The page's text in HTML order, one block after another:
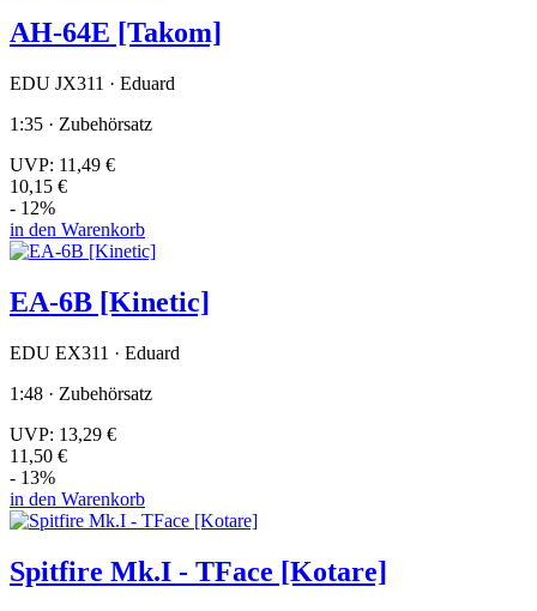
AH-64E [Takom]
EDU JX311 · Eduard
1:35 · Zubehörsatz
UVP: 11,49 €
10,15 €
- 12%
in den Warenkorb
EA-6B [Kinetic]
EDU EX311 · Eduard
1:48 · Zubehörsatz
UVP: 13,29 €
11,50 €
- 13%
in den Warenkorb
Spitfire Mk.I - TFace [Kotare]